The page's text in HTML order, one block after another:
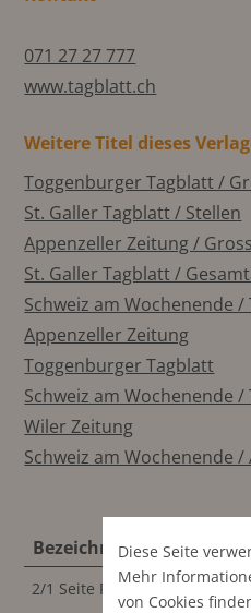
071 27 27 777
www.tagblatt.ch
Weitere Titel dieses
Toggenburger Tagblatt /
St. Galler Tagblatt / Stellen
Appenzeller Zeitung /
St. Galler Tagblatt /
Schweiz am Wochenende
Appenzeller Zeitung
Toggenburger Tagblatt
Schweiz am Wochenende
Wiler Zeitung
Schweiz am Wochenende
Bezeichnung
2/1 Seite Panorama
Diese Seite
Mehr
von Cookies